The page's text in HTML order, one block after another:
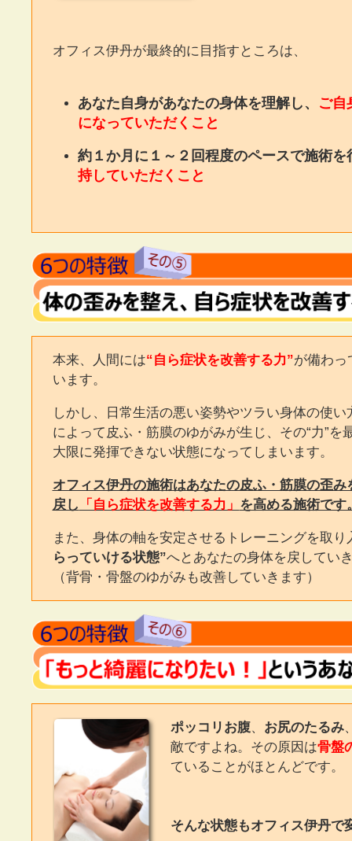
オフィス伊丹が最終的に目指すところは、
あなた自身があなたの身体を理解し、
ご自
になっていただくこと
約１か月に１～２回程度のペースで施術を
持していただくこと
本来、人間には“自ら症状を改善する力”が備わっ
います。
しかし、日常生活の悪い姿勢やツラい身体の使い
によって皮ふ・筋膜のゆがみが生じ、その“力”を
大限に発揮できない状態になってしまいます。
オフィス伊丹の施術はあなたの皮ふ・筋膜の歪み
戻し 「自ら症状を改善する力」 を高める施術です
また、身体の軸を安定させるトレーニングを取り
らっていける状態”へとあなたの身体を戻してい
（背骨・骨盤のゆがみも改善していきます）
ポッコリお腹、 お尻のたるみ
敵ですよね。その原因は骨盤
ていることがほとんどです。
そんな状態もオフィス伊丹で